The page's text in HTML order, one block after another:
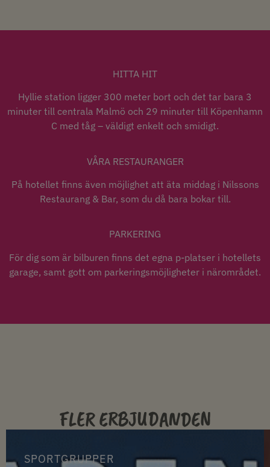
HITTA HIT
Hyllie station ligger 300 meter bort och det tar bara 3
minuter till centrala Malmö och 29 minuter till Köpenhamn
C med tåg – väldigt enkelt och smidigt.
VÅRA RESTAURANGER
På hotellet finns även möjlighet att äta middag i Nilssons
Restaurang & Bar, som du då bara bokar till.
PARKERING
För dig som är bilburen finns det egna p-platser i hotellets
garage, samt gott om parkeringsmöjligheter i närområdet.
FLER ERBJUDANDEN
SPORTGRUPPER